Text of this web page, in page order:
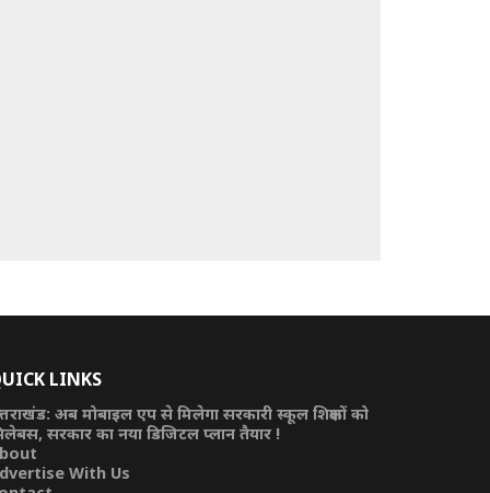
LINKS
अब मोबाइल एप से मिलेगा सरकारी स्कूल शिक्षकों को
सरकार का नया डिजिटल प्लान तैयार !
With Us